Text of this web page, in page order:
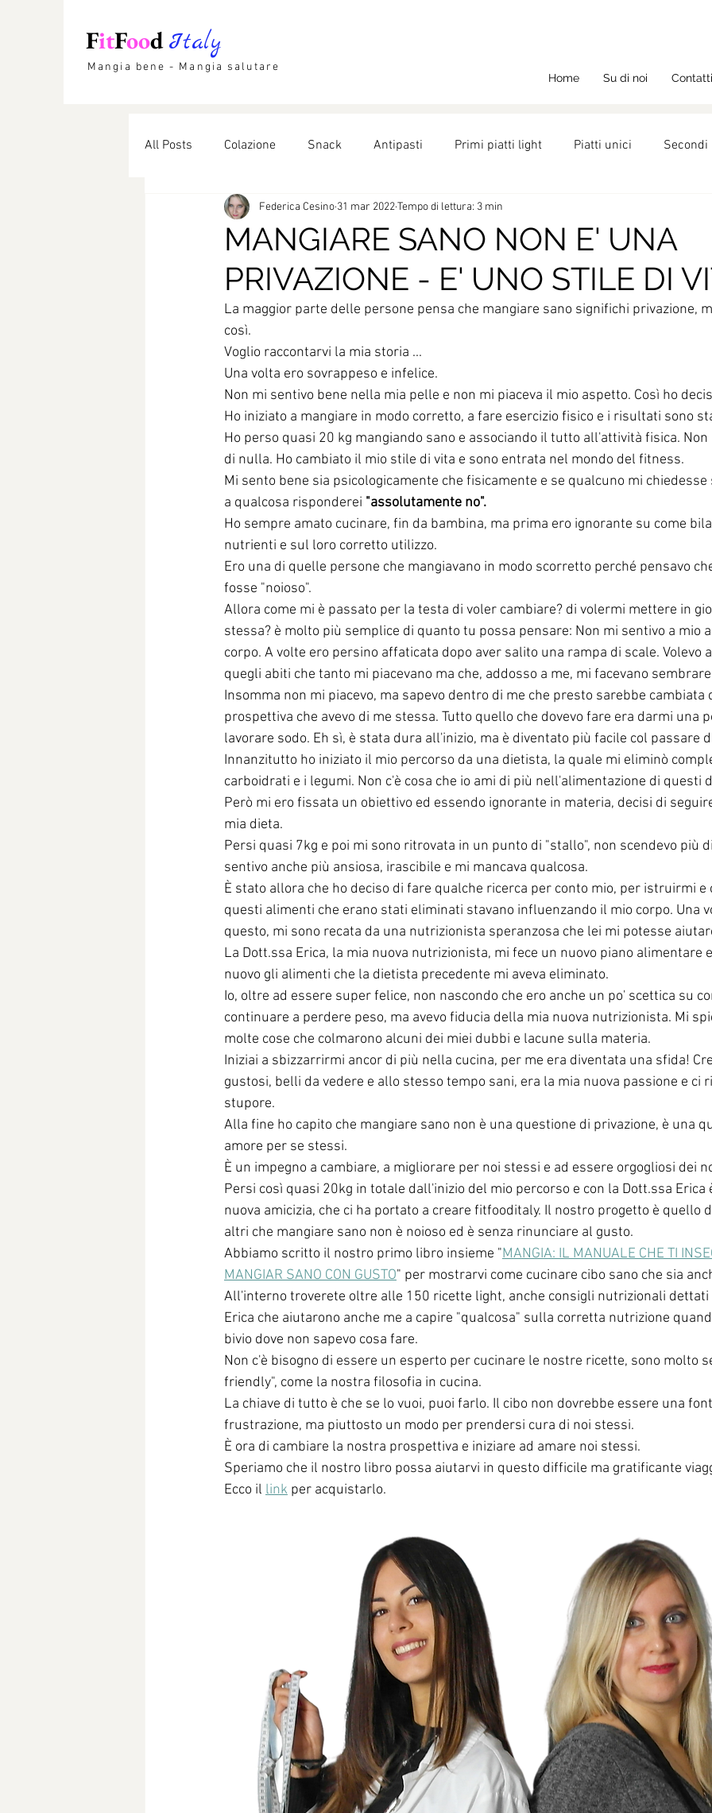
FitFoodItaly
Mangia bene - Mangia salutare
Home Su di noi Contatti
All Posts Colazione Snack Antipasti Primi piatti light Piatti unici Secondi
Lievitati Dolci light Ricette Nutrizione
MANGIARE SANO NON E' UNA
PRIVAZIONE - E' UNO STILE DI
Federica Cesino 31 mar 2022Tempo di lettura: 3 min
La maggior parte delle persone pensa che mangiare sano significhi privazione,
così.
Voglio raccontarvi la mia storia ...
Una volta ero sovrappeso e infelice.
Non mi sentivo bene nella mia pelle e non mi piaceva il mio aspetto. Così ho
Ho iniziato a mangiare in modo corretto, a fare esercizio fisico e i risultati sono
Ho perso quasi 20 kg mangiando sano e associando il tutto all'attività fisica.
di nulla. Ho cambiato il mio stile di vita e sono entrata nel mondo del fitness.
Mi sento bene sia psicologicamente che fisicamente e se qualcuno mi
a qualcosa risponderei "assolutamente no".
Ho sempre amato cucinare, fin da bambina, ma prima ero ignorante su come
nutrienti e sul loro corretto utilizzo.
Ero una di quelle persone che mangiavano in modo scorretto perché pensavo
fosse "noioso".
Allora come mi è passato per la testa di voler cambiare? di volermi mettere in
stessa? è molto più semplice di quanto tu possa pensare: Non mi sentivo a mio
corpo. A volte ero persino affaticata dopo aver salito una rampa di scale. Volevo
quegli abiti che tanto mi piacevano ma che, addosso a me, mi facevano
Insomma non mi piacevo, ma sapevo dentro di me che presto sarebbe
prospettiva che avevo di me stessa. Tutto quello che dovevo fare era darmi una
lavorare sodo. Eh sì, è stata dura all'inizio, ma è diventato più facile col passare
Innanzitutto ho iniziato il mio percorso da una dietista, la quale mi eliminò
carboidrati e i legumi. Non c'è cosa che io ami di più nell'alimentazione di questi
Però mi ero fissata un obiettivo ed essendo ignorante in materia, decisi di
mia dieta.
Persi quasi 7kg e poi mi sono ritrovata in un punto di "stallo", non scendevo più
sentivo anche più ansiosa, irascibile e mi mancava qualcosa.
È stato allora che ho deciso di fare qualche ricerca per conto mio, per istruirmi
questi alimenti che erano stati eliminati stavano influenzando il mio corpo. Una
questo, mi sono recata da una nutrizionista speranzosa che lei mi potesse
La Dott.ssa Erica, la mia nuova nutrizionista, mi fece un nuovo piano alimentare
nuovo gli alimenti che la dietista precedente mi aveva eliminato.
Io, oltre ad essere super felice, non nascondo che ero anche un po' scettica su
continuare a perdere peso, ma avevo fiducia della mia nuova nutrizionista. Mi
molte cose che colmarono alcuni dei miei dubbi e lacune sulla materia.
Iniziai a sbizzarrirmi ancor di più nella cucina, per me era diventata una sfida!
gustosi, belli da vedere e allo stesso tempo sani, era la mia nuova passione e ci
stupore.
Alla fine ho capito che mangiare sano non è una questione di privazione, è una
amore per se stessi.
È un impegno a cambiare, a migliorare per noi stessi e ad essere orgogliosi dei
Persi così quasi 20kg in totale dall'inizio del mio percorso e con la Dott.ssa Erica
nuova amicizia, che ci ha portato a creare fitfooditaly. Il nostro progetto è quello
altri che mangiare sano non è noioso ed è senza rinunciare al gusto.
Abbiamo scritto il nostro primo libro insieme "MANGIA: IL MANUALE CHE TI
MANGIAR SANO CON GUSTO" per mostrarvi come cucinare cibo sano che sia
All'interno troverete oltre alle 150 ricette light, anche consigli nutrizionali
Erica che aiutarono anche me a capire "qualcosa" sulla corretta nutrizione
bivio dove non sapevo cosa fare.
Non c'è bisogno di essere un esperto per cucinare le nostre ricette, sono molto
friendly", come la nostra filosofia in cucina.
La chiave di tutto è che se lo vuoi, puoi farlo. Il cibo non dovrebbe essere una
frustrazione, ma piuttosto un modo per prendersi cura di noi stessi.
È ora di cambiare la nostra prospettiva e iniziare ad amare noi stessi.
Speriamo che il nostro libro possa aiutarvi in questo difficile ma gratificante
Ecco il link per acquistarlo.